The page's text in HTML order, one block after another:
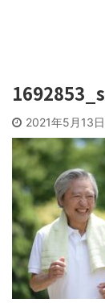
1692853_s
2021年5月13日